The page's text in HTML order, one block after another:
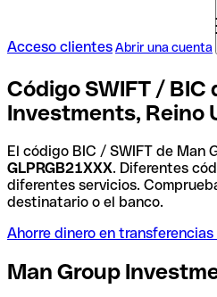
Acceso clientesAbrir una cuenta
Código SWIFT / BIC
Investments, Reino
El código BIC / SWIFT de Man
GLPRGB21XXX. Diferentes
diferentes servicios.
destinatario o el banco.
Ahorre dinero en
Man Group